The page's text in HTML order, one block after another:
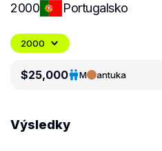
2000 Portugalsko
2000
$25,000 M antuka
Výsledky